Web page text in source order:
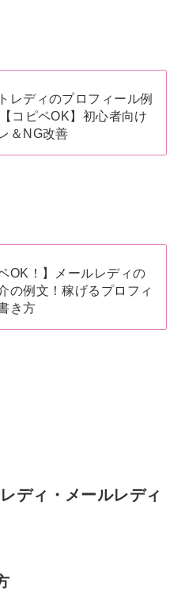
レディのプロフィール例
コピペOK】初心者向け
＆NG改善
OK！】メールレディの
の例文！稼げるプロフィ
き方
ディ・メールレディ